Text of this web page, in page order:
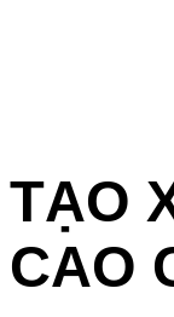
TẠO
CAO